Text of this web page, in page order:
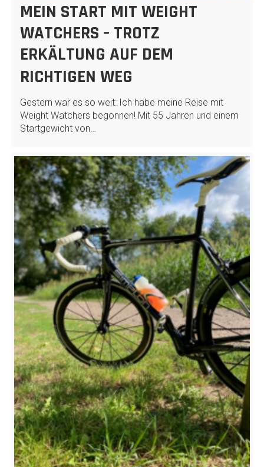
MEIN START MIT WEIGHT
WATCHERS – TROTZ
ERKÄLTUNG AUF DEM
RICHTIGEN WEG
Gestern war es so weit: Ich habe meine Reise mit
Weight Watchers begonnen! Mit 55 Jahren und einem
Startgewicht von…